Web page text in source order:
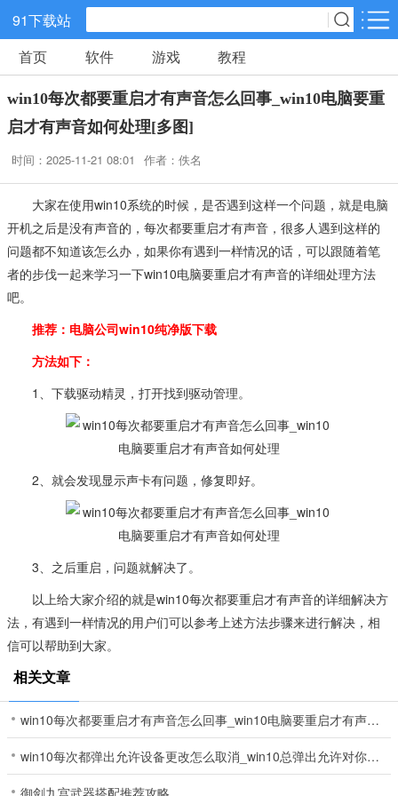
91下载站
网游分类
休闲益智 策略塔防 动作冒险
角色扮演 赛车竞速
冒险解谜 体育竞技 音乐节奏
儿童教育 手游辅助 棋牌游戏
射击吃鸡 传奇游戏
首页 软件 游戏 教程
win10每次都要重启才有声音怎么回事_win10电脑要重
启才有声音如何处理[多图]
时间：2025-11-21 08:01 作者：佚名
大家在使用win10系统的时候，是否遇到这样一个问题，就是电脑
开机之后是没有声音的，每次都要重启才有声音，很多人遇到这样的
问题都不知道该怎么办，如果你有遇到一样情况的话，可以跟随着笔
者的步伐一起来学习一下win10电脑要重启才有声音的详细处理方法
吧。
推荐：电脑公司win10纯净版下载
方法如下：
1、下载驱动精灵，打开找到驱动管理。
2、就会发现显示声卡有问题，修复即好。
3、之后重启，问题就解决了。
以上给大家介绍的就是win10每次都要重启才有声音的详细解决方
法，有遇到一样情况的用户们可以参考上述方法步骤来进行解决，相
信可以帮助到大家。
相关文章
win10每次都要重启才有声音怎么回事_win10电脑要重启才有声音如何处理[多图]
win10每次都弹出允许设备更改怎么取消_win10总弹出允许对你的设备进行更改如何处理[多图]
御剑九宫武器搭配推荐攻略